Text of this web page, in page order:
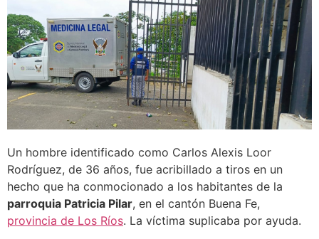
Un hombre identificado como Carlos Alexis Loor
Rodríguez, de 36 años, fue acribillado a tiros en un
hecho que ha conmocionado a los habitantes de la
parroquia Patricia Pilar, en el cantón Buena Fe,
provincia de Los Ríos. La víctima suplicaba por ayuda.